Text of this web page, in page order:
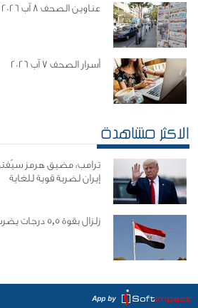
عناوين الصحف 8 آب 2026
أسرار الصحف 7 آب 2026
الاكثر مشاهدة
ترامب: مضيق هرمز
إيران لضربة قوية للغاية
زلزال بقوة 5,5 درجات يضرب مصر